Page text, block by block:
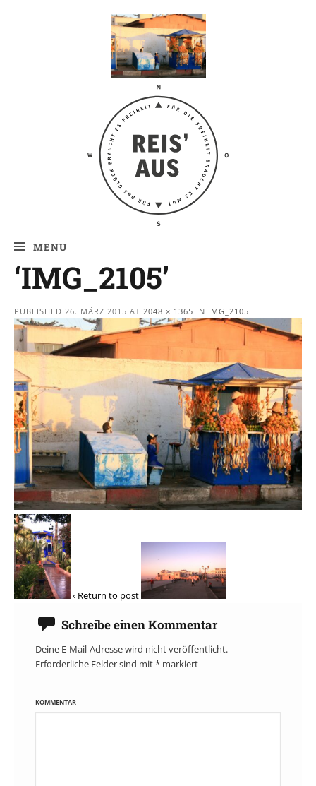
Reis' aus –
Reiseblog
MENU
‘IMG_2105’
PUBLISHED 26. MÄRZ 2015 AT 2048 × 1365 IN IMG_2105
‹ Return to post
Schreibe einen Kommentar
Deine E-Mail-Adresse wird nicht veröffentlicht.
Erforderliche Felder sind mit* markiert
KOMMENTAR